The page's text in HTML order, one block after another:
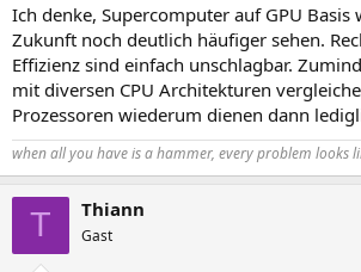
Ich denke, Supercomputer auf GPU Basis
Zukunft noch deutlich häufiger sehen.
Effizienz sind einfach unschlagbar.
mit diversen CPU Architekturen
Prozessoren wiederum dienen dann
when all you have is a hammer, every problem looks
T Thiann
Gast